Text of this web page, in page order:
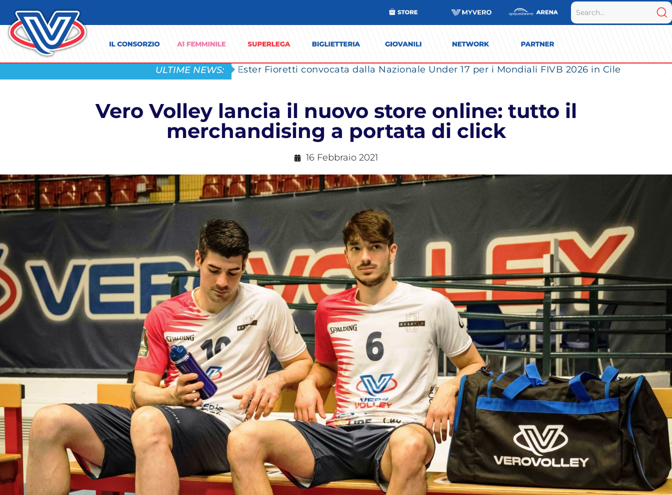
ULTIME NEWS: Ester Fioretti convocata dalla Nazionale Under 17 per i Mondiali FIVB 2026 in Cile
Vero Volley lancia il nuovo store online: tutto il
merchandising a portata di click
16 Febbraio 2021